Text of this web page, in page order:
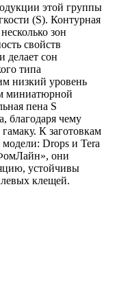
этой группы
(S). Контурная
зон
свойств
делает сон
типа
низкий уровень
миниатюрной
пена S
благодаря чему
К заготовкам
Drops и Tera
они
устойчивы
клещей.